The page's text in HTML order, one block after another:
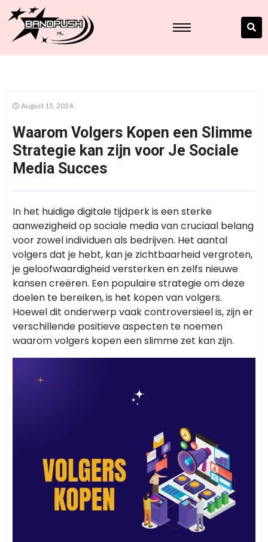
August 15, 2024
Waarom Volgers Kopen een Slimme
Strategie kan zijn voor Je Sociale
Media Succes
In het huidige digitale tijdperk is een sterke
aanwezigheid op sociale media van cruciaal belang
voor zowel individuen als bedrijven. Het aantal
volgers dat je hebt, kan je zichtbaarheid vergroten,
je geloofwaardigheid versterken en zelfs nieuwe
kansen creëren. Een populaire strategie om deze
doelen te bereiken, is het kopen van volgers.
Hoewel dit onderwerp vaak controversieel is, zijn er
verschillende positieve aspecten te noemen
waarom volgers kopen een slimme zet kan zijn.